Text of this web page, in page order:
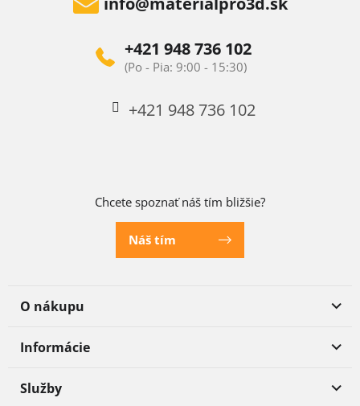
+421 948 736 102
+421 948 736 102
Chcete spoznať náš tím bližšie?
Náš tím
O nákupu
Informácie
Služby